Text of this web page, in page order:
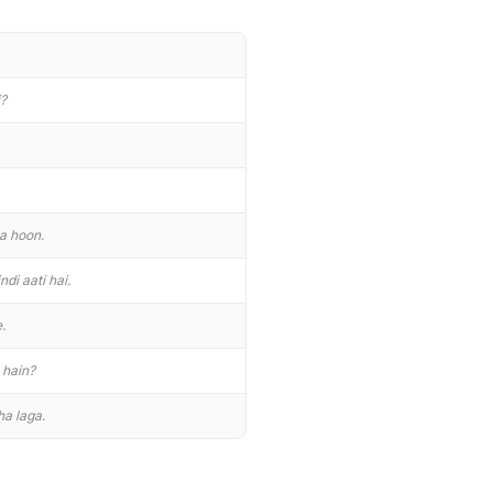
hoon.
aati hai.
laga.